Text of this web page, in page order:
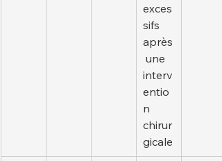
exces
sifs
après
une
interv
entio
n
chirur
gicale